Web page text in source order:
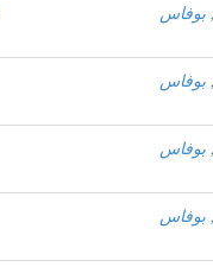
بوفاس
بوفاس
بوفاس
بوفاس